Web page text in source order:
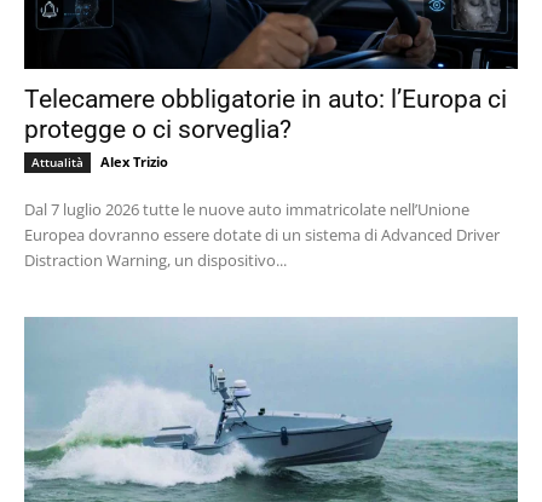
Telecamere obbligatorie in auto: l’Europa ci
protegge o ci sorveglia?
Attualità Alex Trizio
Dal 7 luglio 2026 tutte le nuove auto immatricolate nell’Unione
Europea dovranno essere dotate di un sistema di Advanced Driver
Distraction Warning, un dispositivo...